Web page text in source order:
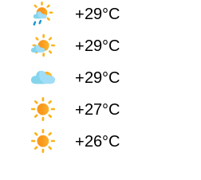
+29°C
+29°C
+29°C
+27°C
+26°C